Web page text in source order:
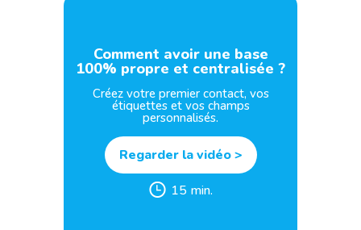
Comment avoir une base
100% propre et centralisée ?
Créez votre premier contact, vos
étiquettes et vos champs
personnalisés.
Regarder la vidéo >
15 min.